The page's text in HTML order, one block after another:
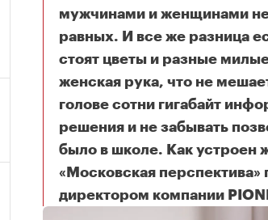
мужчинами и женщинами не
равных. И все же разница
стоят цветы и разные
женская рука, что не
голове сотни гигабайт
решения и не забывать
было в школе. Как устроен
«Московская
директором компании